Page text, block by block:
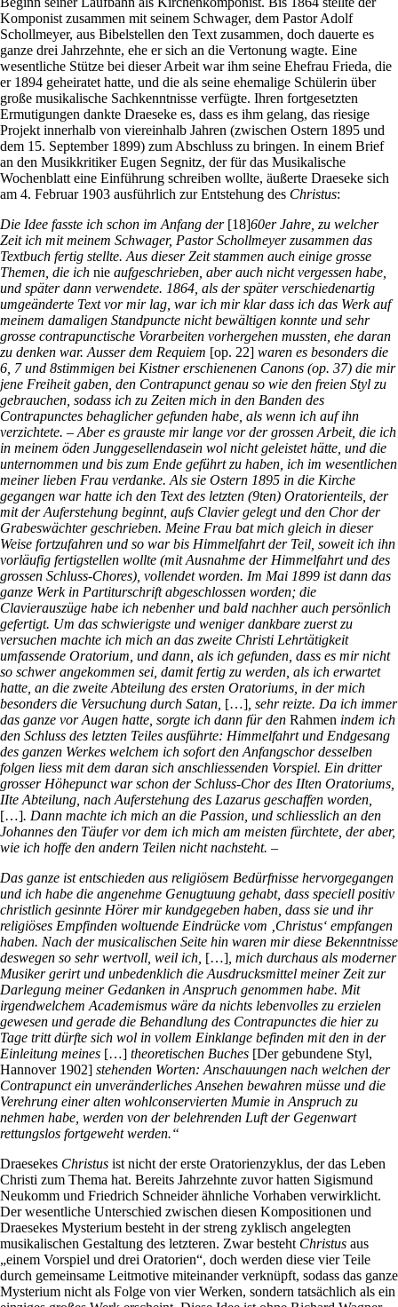
Komponist zusammen mit seinem Schwager, dem Pastor Adolf
Schollmeyer, aus Bibelstellen den Text zusammen, doch dauerte es
ganze drei Jahrzehnte, ehe er sich an die Vertonung wagte. Eine
wesentliche Stütze bei dieser Arbeit war ihm seine Ehefrau Frieda, die
er 1894 geheiratet hatte, und die als seine ehemalige Schülerin über
große musikalische Sachkenntnisse verfügte. Ihren fortgesetzten
Ermutigungen dankte Draeseke es, dass es ihm gelang, das riesige
Projekt innerhalb von viereinhalb Jahren (zwischen Ostern 1895 und
dem 15. September 1899) zum Abschluss zu bringen. In einem Brief
an den Musikkritiker Eugen Segnitz, der für das Musikalische
Wochenblatt eine Einführung schreiben wollte, äußerte Draeseke sich
am 4. Februar 1903 ausführlich zur Entstehung des Christus:
Die Idee fasste ich schon im Anfang der [18]60er Jahre, zu welcher
Zeit ich mit meinem Schwager, Pastor Schollmeyer zusammen das
Textbuch fertig stellte. Aus dieser Zeit stammen auch einige grosse
Themen, die ich nie aufgeschrieben, aber auch nicht vergessen habe,
und später dann verwendete. 1864, als der später verschiedenartig
umgeänderte Text vor mir lag, war ich mir klar dass ich das Werk auf
meinem damaligen Standpuncte nicht bewältigen konnte und sehr
grosse contrapunctische Vorarbeiten vorhergehen mussten, ehe daran
zu denken war. Ausser dem Requiem [op. 22] waren es besonders die
6, 7 und 8stimmigen bei Kistner erschienenen Canons (op. 37) die mir
jene Freiheit gaben, den Contrapunct genau so wie den freien Styl zu
gebrauchen, sodass ich zu Zeiten mich in den Banden des
Contrapunctes behaglicher gefunden habe, als wenn ich auf ihn
verzichtete. – Aber es grauste mir lange vor der grossen Arbeit, die ich
in meinem öden Junggesellendasein wol nicht geleistet hätte, und die
unternommen und bis zum Ende geführt zu haben, ich im wesentlichen
meiner lieben Frau verdanke. Als sie Ostern 1895 in die Kirche
gegangen war hatte ich den Text des letzten (9ten) Oratorienteils, der
mit der Auferstehung beginnt, aufs Clavier gelegt und den Chor der
Grabeswächter geschrieben. Meine Frau bat mich gleich in dieser
Weise fortzufahren und so war bis Himmelfahrt der Teil, soweit ich ihn
vorläufig fertigstellen wollte (mit Ausnahme der Himmelfahrt und des
grossen Schluss-Chores), vollendet worden. Im Mai 1899 ist dann das
ganze Werk in Partiturschrift abgeschlossen worden; die
Clavierauszüge habe ich nebenher und bald nachher auch persönlich
gefertigt. Um das schwierigste und weniger dankbare zuerst zu
versuchen machte ich mich an das zweite Christi Lehrtätigkeit
umfassende Oratorium, und dann, als ich gefunden, dass es mir nicht
so schwer angekommen sei, damit fertig zu werden, als ich erwartet
hatte, an die zweite Abteilung des ersten Oratoriums, in der mich
besonders die Versuchung durch Satan, […] , sehr reizte. Da ich immer
das ganze vor Augen hatte, sorgte ich dann für den Rahmen indem ich
den Schluss des letzten Teiles ausführte: Himmelfahrt und Endgesang
des ganzen Werkes welchem ich sofort den Anfangschor desselben
folgen liess mit dem daran sich anschliessenden Vorspiel. Ein dritter
grosser Höhepunct war schon der Schluss-Chor des IIten Oratoriums,
IIte Abteilung, nach Auferstehung des Lazarus geschaffen worden,
[…]. Dann machte ich mich an die Passion, und schliesslich an den
Johannes den Täufer vor dem ich mich am meisten fürchtete, der aber,
wie ich hoffe den andern Teilen nicht nachsteht. –
Das ganze ist entschieden aus religiösem Bedürfnisse hervorgegangen
und ich habe die angenehme Genugtuung gehabt, dass speciell positiv
christlich gesinnte Hörer mir kundgegeben haben, dass sie und ihr
religiöses Empfinden woltuende Eindrücke vom ‚Christus‘ empfangen
haben. Nach der musicalischen Seite hin waren mir diese Bekenntnisse
deswegen so sehr wertvoll, weil ich, […] , mich durchaus als moderner
Musiker gerirt und unbedenklich die Ausdrucksmittel meiner Zeit zur
Darlegung meiner Gedanken in Anspruch genommen habe. Mit
irgendwelchem Academismus wäre da nichts lebenvolles zu erzielen
gewesen und gerade die Behandlung des Contrapunctes die hier zu
Tage tritt dürfte sich wol in vollem Einklange befinden mit den in der
Einleitung meines […] theoretischen Buches [Der gebundene Styl,
Hannover 1902] stehenden Worten: Anschauungen nach welchen der
Contrapunct ein unveränderliches Ansehen bewahren müsse und die
Verehrung einer alten wohlconservierten Mumie in Anspruch zu
nehmen habe, werden von der belehrenden Luft der Gegenwart
rettungslos fortgeweht werden.“
Draesekes Christus ist nicht der erste Oratorienzyklus, der das Leben
Christi zum Thema hat. Bereits Jahrzehnte zuvor hatten Sigismund
Neukomm und Friedrich Schneider ähnliche Vorhaben verwirklicht.
Der wesentliche Unterschied zwischen diesen Kompositionen und
Draesekes Mysterium besteht in der streng zyklisch angelegten
musikalischen Gestaltung des letzteren. Zwar besteht Christus aus
„einem Vorspiel und drei Oratorien“, doch werden diese vier Teile
durch gemeinsame Leitmotive miteinander verknüpft, sodass das ganze
Mysterium nicht als Folge von vier Werken, sondern tatsächlich als ein